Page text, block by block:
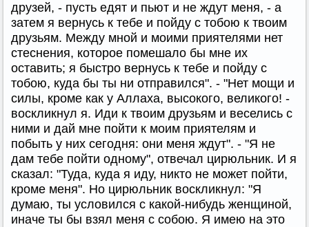
друзей, - пусть едят и пьют и не ждут меня, - а
затем я вернусь к тебе и пойду с тобою к твоим
друзьям. Между мной и моими приятелями нет
стеснения, которое помешало бы мне их
оставить; я быстро вернусь к тебе и пойду с
тобою, куда бы ты ни отправился". - "Нет мощи и
силы, кроме как у Аллаха, высокого, великого! -
воскликнул я. Иди к твоим друзьям и веселись с
ними и дай мне пойти к моим приятелям и
побыть у них сегодня: они меня ждут". - "Я не
дам тебе пойти одному", отвечал цирюльник. И я
сказал: "Туда, куда я иду, никто не может пойти,
кроме меня". Но цирюльник воскликнул: "Я
думаю, ты условился с какой-нибудь женщиной,
иначе ты бы взял меня с собою. Я имею на это